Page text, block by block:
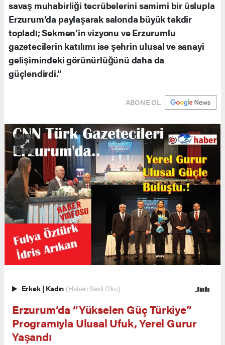
savaş muhabirliği tecrübelerini samimi bir üslupla
Erzurum’da paylaşarak salonda büyük takdir
topladı; Sekmen’in vizyonu ve Erzurumlu
gazetecilerin katılımı ise şehrin ulusal ve sanayi
gelişimindeki görünürlüğünü daha da
güçlendirdi.”
ABONE OL
Erkek | Kadın (Haberi Sesli Oku)
Erzurum’da “Yükselen Güç Türkiye”
Programıyla Ulusal Ufuk, Yerel Gurur
Yaşandı